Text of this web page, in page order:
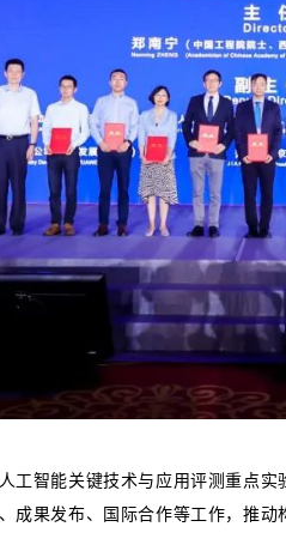
工智能关键技术与应用评测重点
成果发布、国际合作等工作，推动